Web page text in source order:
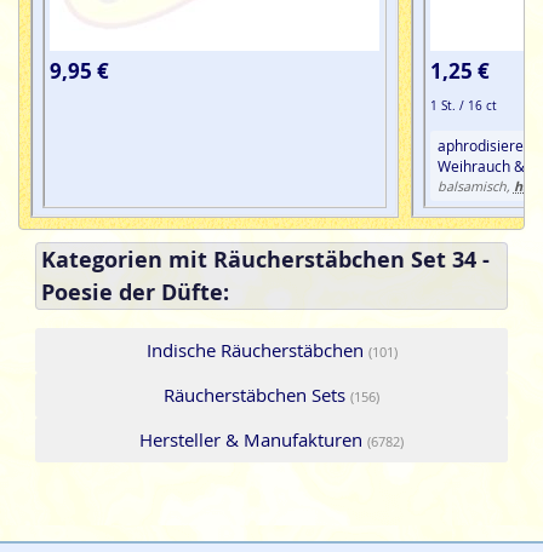
9,95 € 1,25 €
1 St. / 16 ct
Weihrauch &
balsamisch,
Kategorien mit Räucherstäbchen Set 34 -
Poesie der Düfte:
Indische Räucherstäbchen (101)
Räucherstäbchen Sets (156)
Hersteller & Manufakturen (6782)